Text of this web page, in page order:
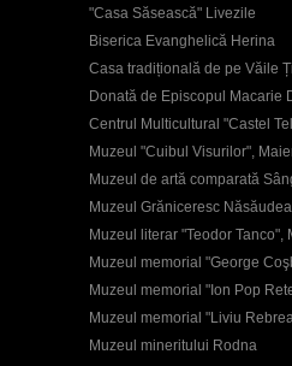
"Casa Săsească" Livezile
Biserica Evanghelică Herina
Casa tradițională de pe Văile
Donată de Episcopul Macarie
Centrul Multicultural "Castel
Muzeul "Cuibul Visurilor",
Muzeul de artă comparată
Muzeul Grăniceresc
Muzeul literar "Teodor Tanco",
Muzeul memorial "George
Muzeul memorial "Ion Pop
Muzeul memorial "Liviu
Muzeul mineritului Rodna